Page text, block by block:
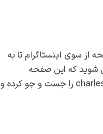
سوی اینستاگرام تا به
شوید که این صفحه
مخصوص به چارلز است. وارد جست و جو اینستاگرام شده و عبارت charleshoskinson.adacardano را جست و جو کرده و